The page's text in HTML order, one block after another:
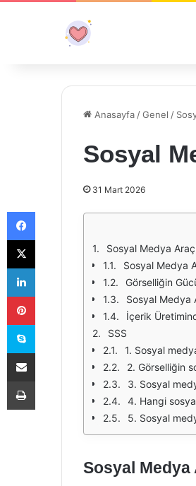
Anasayfa /Genel /
Sosyal
31 Mart 2026
Sosyal Medya
Sosyal Medya
Görselliğin
Sosyal Medya
İçerik
SSS
1. Sosyal
2. Görselliğin
3. Sosyal
4. Hangi
5. Sosyal
Sosyal Medya
Facebook
X
LinkedIn
Pinterest
Skype
E-Posta ile paylaş